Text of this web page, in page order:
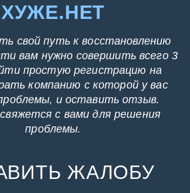
ХУЖЕ.НЕТ
свой путь к восстановлению
вам нужно совершить всего 3
простую регистрацию на
компанию с которой у вас
и оставить отзыв.
с вами для решения
проблемы.
ЖАЛОБУ